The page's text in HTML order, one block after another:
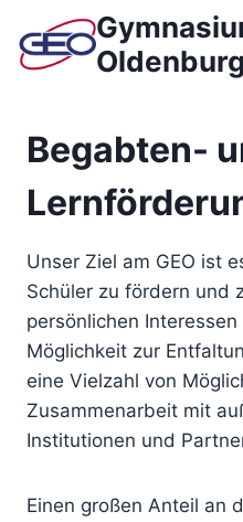
Inhalt
springen
Oldenburg
Begabten-
Unser Ziel am GEO ist
Schüler zu fördern und
persönlichen
Möglichkeit zur
eine Vielzahl von
Zusammenarbeit mit
Institutionen und
Einen großen Anteil an